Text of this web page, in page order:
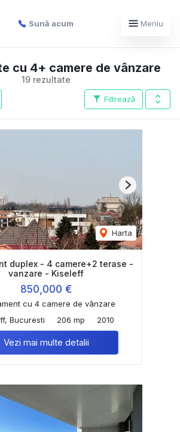
Sună acum Meniu
19 rezultate
cu 4+ camere de vânzare
Filtrează
Harta
Next
duplex - 4 camere+2 terase -
vanzare - Kiseleff
850,000 €
cu 4 camere de vânzare
Bucuresti
206 mp 2010
Vezi mai multe detalii